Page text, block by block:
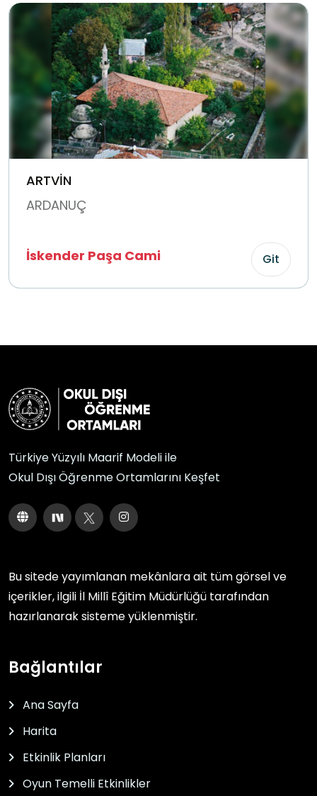
ARTVİN
ARDANUÇ
İskender Paşa Cami Git
Türkiye Yüzyılı Maarif Modeli ile
Okul Dışı Öğrenme Ortamlarını Keşfet
Bu sitede yayımlanan mekânlara ait tüm görsel ve
içerikler, ilgili İl Millî Eğitim Müdürlüğü tarafından
hazırlanarak sisteme yüklenmiştir.
Bağlantılar
Ana Sayfa
Harita
Etkinlik Planları
Oyun Temelli Etkinlikler